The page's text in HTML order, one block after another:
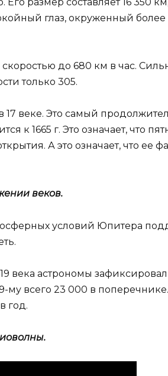
глаз, окруженный
до 680 км в час.
только 305.
веке. Это самый
к 1665 г. Это означает, что
А это означает, что ее
веков.
условий Юпитера
века астрономы
му всего 23 000 в
год.